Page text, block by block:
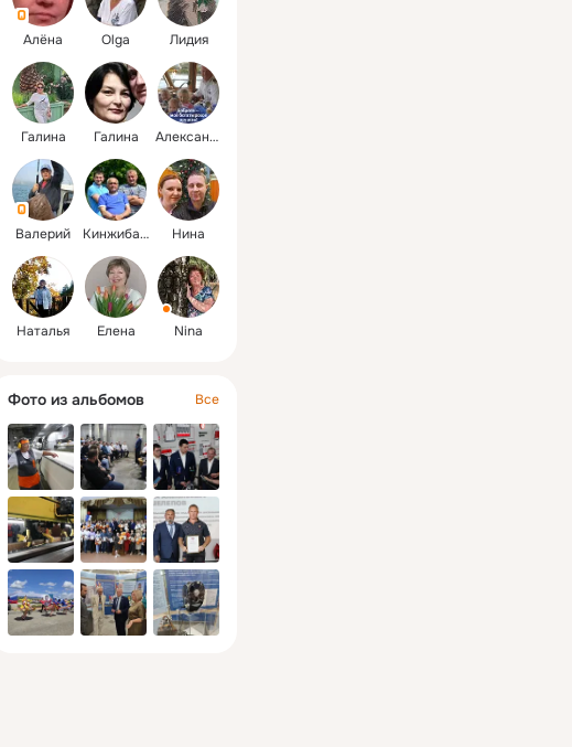
Алёна Olga Лидия
Галина Галина Александер
Валерий Кинжибаловы Нина
Наталья Елена Nina
Фото из альбомов Все